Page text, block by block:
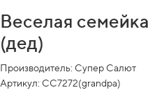
Веселая семейка
(дед)
Производитель: Супер Салют
Артикул: СС7272(grandpa)